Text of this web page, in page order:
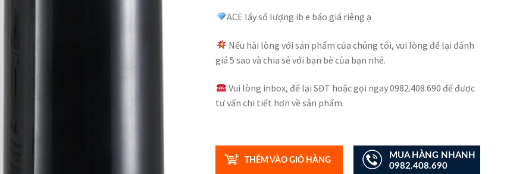
ACE lấy số lượng ib e báo giá riêng ạ
Nếu hài lòng với sản phẩm của chúng tôi, vui lòng để lại đánh
giá 5 sao và chia sẻ với bạn bè của bạn nhé.
Vui lòng inbox, để lại SĐT hoặc gọi ngay 0982.408.690 để được
tư vấn chi tiết hơn về sản phẩm.
lượng
THÊM VÀO GIỎ HÀNG
MUA HÀNG NHANH
0982.408.690